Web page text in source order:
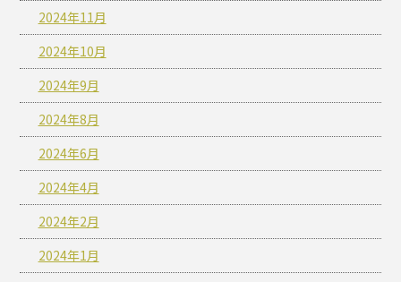
2024年11月
2024年10月
2024年9月
2024年8月
2024年6月
2024年4月
2024年2月
2024年1月